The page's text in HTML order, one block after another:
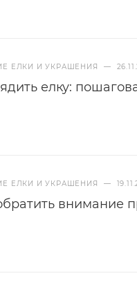
ЕЛКИ И УКРАШЕНИЯ —
елку:
ЕЛКИ И УКРАШЕНИЯ —
внимание